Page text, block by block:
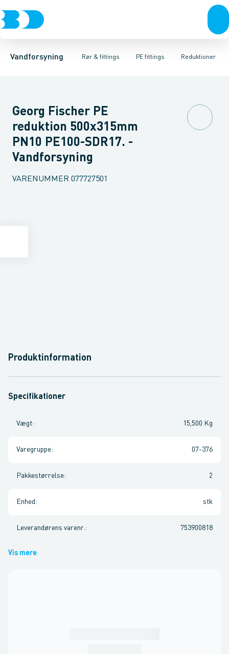
Vandforsyning Rør & fittings
Rør & fittingsKoblinger & anboringerMuffer, klemmer &
PE fittings
PE rørPE EL fittingsPE fittings Duktiljern fittingsReduktioner
Vinkler 90gr.Vinkler 60gr.Vinkler 45gr.Vinkler 30gr.Vinkler
Georg Fischer PE
reduktion 500x315mm
PN10 PE100-SDR17. -
Vandforsyning
VARENUMMER 077727501
Produktinformation
Specifikationer
Vægt: 15,500 Kg
Varegruppe: 07-376
Pakkestørrelse: 2
Enhed : stk
Leverandørens varenr. : 753900818
Vis mere